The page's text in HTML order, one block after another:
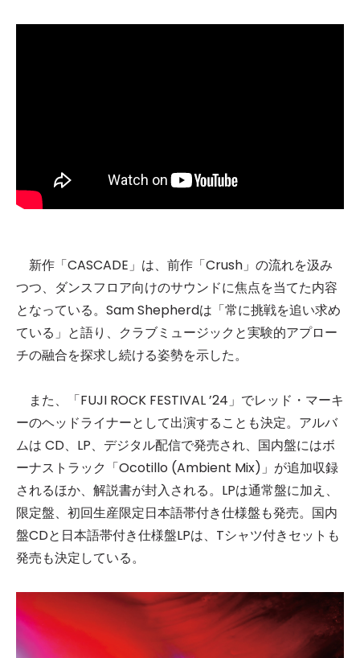
新作「CASCADE」は、前作「Crush」の流れを汲み
つつ、ダンスフロア向けのサウンドに焦点を当てた内容
となっている。Sam Shepherdは「常に挑戦を追い求め
ている」と語り、クラブミュージックと実験的アプロー
チの融合を探求し続ける姿勢を示した。
また、「FUJI ROCK FESTIVAL ’24」でレッド・マーキ
ーのヘッドライナーとして出演することも決定。アルバ
ムは CD、LP、デジタル配信で発売され、国内盤にはボ
ーナストラック「Ocotillo (Ambient Mix)」が追加収録
されるほか、解説書が封入される。LPは通常盤に加え、
限定盤、初回生産限定日本語帯付き仕様盤も発売。国内
盤CDと日本語帯付き仕様盤LPは、Tシャツ付きセットも
発売も決定している。